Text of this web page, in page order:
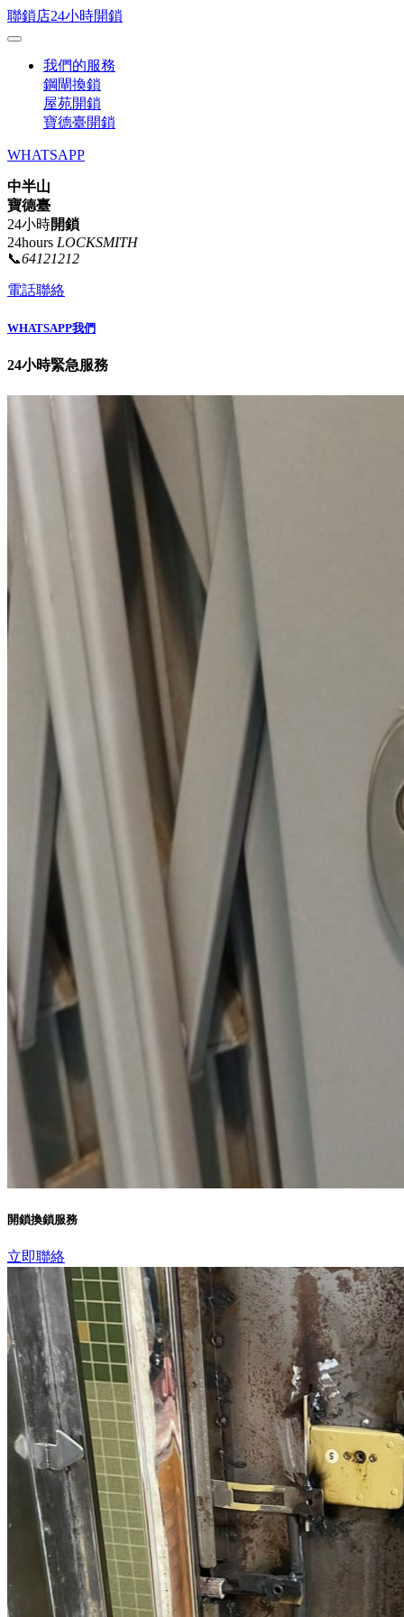
聯鎖店24小時開鎖
我們的服務
鋼閘換鎖
屋苑開鎖
寶德臺開鎖
WHATSAPP
中半山
寶德臺
24小時開鎖
24hours LOCKSMITH
📞64121212
電話聯絡
WHATSAPP我們
24小時緊急服務
開鎖換鎖服務
立即聯絡